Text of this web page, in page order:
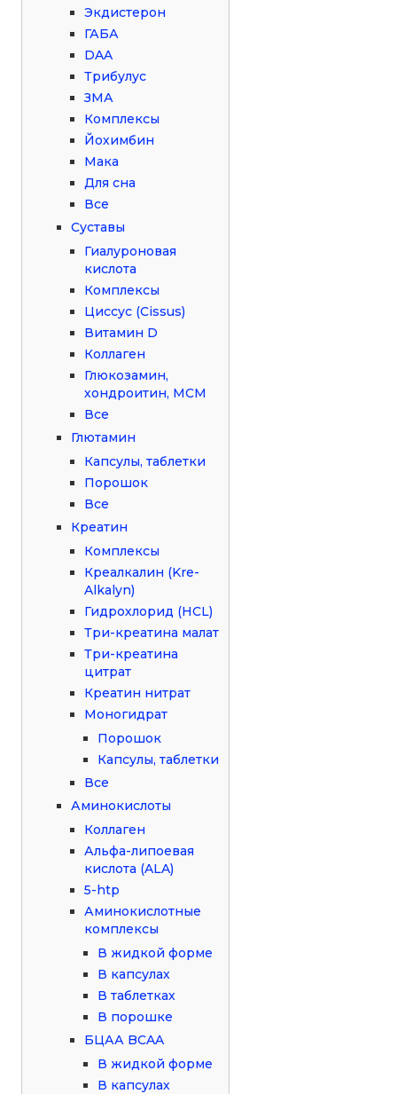
Экдистерон
ГАБА
DAA
Трибулус
ЗМА
Комплексы
Йохимбин
Мака
Для сна
Все
Суставы
Гиалуроновая
кислота
Комплексы
Циссус (Cissus)
Витамин D
Коллаген
Глюкозамин,
хондроитин, МСМ
Все
Глютамин
Капсулы, таблетки
Порошок
Все
Креатин
Комплексы
Креалкалин (Kre-
Alkalyn)
Гидрохлорид (HCL)
Три-креатина малат
Три-креатина
цитрат
Креатин нитрат
Моногидрат
Порошок
Капсулы, таблетки
Все
Аминокислоты
Коллаген
Альфа-липоевая
кислота (ALA)
5-htp
Аминокислотные
комплексы
В жидкой форме
В капсулах
В таблетках
В порошке
БЦАА BCAA
В жидкой форме
В капсулах